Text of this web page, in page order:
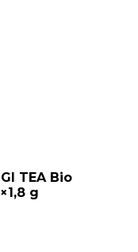
TEA Bio
g